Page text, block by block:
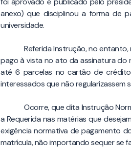
anexo) que disciplinou a forma de
universidade.
Referida Instrução, no
pago à vista no ato da assinatura do
até 6 parcelas no cartão de
interessados que não regularizassem
Ocorre, que dita Instrução
a Requerida nas matérias que
exigência normativa de pagamento
matrícula, não importando sequer se